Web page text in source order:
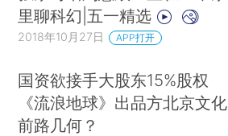
里聊科幻|五一精选
2018年10月27日 APP打开
国资欲接手大股东15%股权
《流浪地球》出品方北京文化
前路几何？